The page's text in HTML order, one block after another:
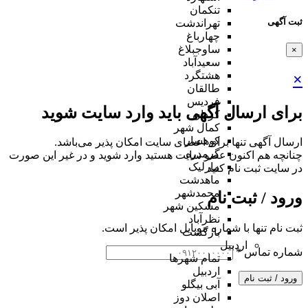
ثبت آگهی
×
×
برای ارسال آگهی باید وارد سایت شوید
ارسال آگهی تنها برای اعضای سایت امکان پذیر می‌باشد.
چنانچه هم‌ اکنون عضو سایت هستید وارد شوید و در غیر این صورت
در سایت ثبت نام کنید
ورود / ثبت نام
ثبت نام تنها با شماره موبایل امکان پذیر است.
شماره تماس*
ورود / ثبت نام
تنکمان
تهراندشت
چهارباغ
ساوجبلاغ
سعیدآباد
هشتگرد
طالقان
فردیس
کردان
کمال شهر
کوهسار
گرمدره
مارلیک
ماهدشت
محمدشهر
مشکین شهر
نظرآباد
بازگشت
اردبیل
تمام شهر‌ها
اردبیل
آبی بیگلو
اصلان دوز